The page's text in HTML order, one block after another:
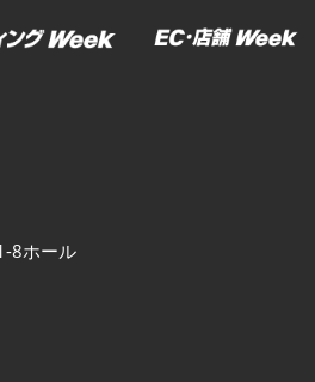
8ホール